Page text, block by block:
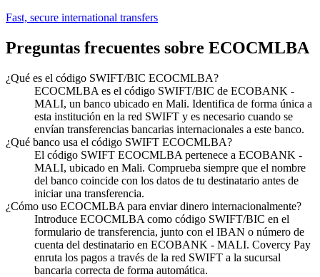
Fast, secure international transfers
Preguntas frecuentes sobre ECOCMLBA
¿Qué es el código SWIFT/BIC ECOCMLBA?
ECOCMLBA es el código SWIFT/BIC de ECOBANK -
MALI, un banco ubicado en Mali. Identifica de forma única a
esta institución en la red SWIFT y es necesario cuando se
envían transferencias bancarias internacionales a este banco.
¿Qué banco usa el código SWIFT ECOCMLBA?
El código SWIFT ECOCMLBA pertenece a ECOBANK -
MALI, ubicado en Mali. Comprueba siempre que el nombre
del banco coincide con los datos de tu destinatario antes de
iniciar una transferencia.
¿Cómo uso ECOCMLBA para enviar dinero internacionalmente?
Introduce ECOCMLBA como código SWIFT/BIC en el
formulario de transferencia, junto con el IBAN o número de
cuenta del destinatario en ECOBANK - MALI. Covercy Pay
enruta los pagos a través de la red SWIFT a la sucursal
bancaria correcta de forma automática.